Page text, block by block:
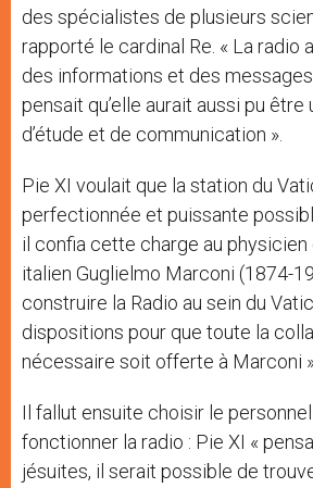
des spécialistes de plusieurs
rapporté le cardinal Re. « La radio
des informations et des
pensait qu’elle aurait aussi pu être
d’étude et de communication ».
Pie XI voulait que la station du
perfectionnée et puissante
il confia cette charge au
italien Guglielmo Marconi (1874-
construire la Radio au sein du
dispositions pour que toute la
nécessaire soit offerte à Marconi
Il fallut ensuite choisir le
fonctionner la radio : Pie XI «
jésuites, il serait possible de